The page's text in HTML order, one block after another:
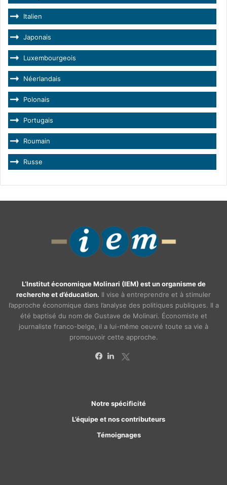
Italien
Japonais
Luxembourgeois
Néerlandais
Polonais
Portugais
Roumain
Russe
L’Institut économique Molinari (IEM) est un organisme de
recherche et d’éducation. Il vise à entreprendre et à stimuler
l’approche économique dans l’analyse des politiques publiques. Il a
été baptisé du nom de Gustave de Molinari. Économiste et
journaliste franco-belge, il a lui-même oeuvré toute sa vie à
promouvoir cette approche.
Notre spécificité
L’équipe et nos contributeurs
Témoignages